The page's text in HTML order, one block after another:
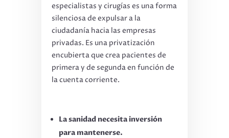
especialistas y cirugías es una forma
silenciosa de expulsar a la
ciudadanía hacia las empresas
privadas. Es una privatización
encubierta que crea pacientes de
primera y de segunda en función de
la cuenta corriente.
La sanidad necesita inversión
para mantenerse.